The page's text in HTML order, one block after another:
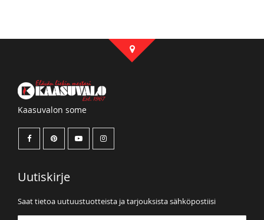
Kaasuvalon some
Uutiskirje
Saat tietoa uutuustuotteista ja tarjouksista sähköpostiisi